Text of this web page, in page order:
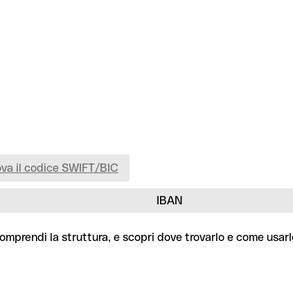
IBAN
il codice SWIFT/BIC
la struttura, e scopri dove trovarlo e come